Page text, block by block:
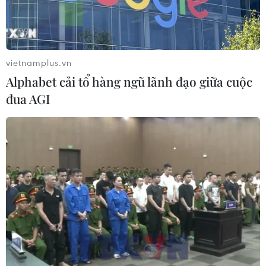
cùng một nhà đầu tư, trong đó, Ban quản lý dự
án 85 đã có báo cáo không đáp ứng và phải thực
hiện đấu thấu lại.
Theo yêu cầu, các trạm dừng nghỉ phải đưa vào vận hành, khai
thác vào cuối năm nay nhằm đồng bộ với các Dự án đường bộ
cao tốc Bắc-Nam. (Ảnh: Việt Hùng/Vietnam+)
Cục Đường bộ Việt Nam đã có văn bản đề nghị
các ban quản lý dự án khẩn trương rà soát, thực
vietnamplus.vn
Alphabet cải tổ hàng ngũ lãnh đạo giữa cuộc
đua AGI